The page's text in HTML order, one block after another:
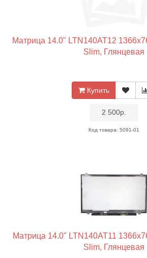
Матрица 14.0" LTN140AT12
Slim, Глянцевая
Купить
2 500р.
Код товара: 5091-01
Матрица 14.0" LTN140AT11
Slim, Глянцевая